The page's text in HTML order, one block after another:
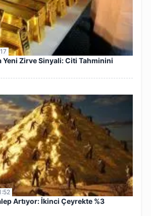
Yeni Zirve Sinyali: Citi Tahminini
Artıyor: İkinci Çeyrekte %3